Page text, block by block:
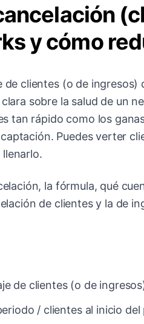
y cómo
clientes (o de ingresos)
sobre la salud de un
tan rápido como los
Puedes verter
la fórmula, qué
de clientes y la de
de clientes (o de
/ clientes al inicio del